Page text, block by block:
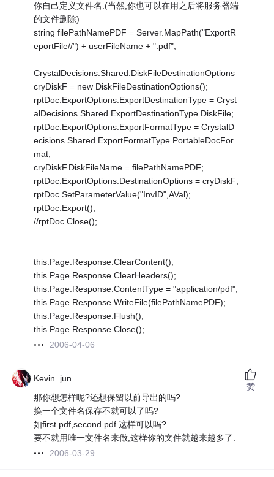
你自己定义文件名.(当然,你也可以在用之后将服务器端
的文件删除)
string filePathNamePDF = Server.MapPath("ExportR
eportFile//") + userFileName + ".pdf";
CrystalDecisions.Shared.DiskFileDestinationOptions
cryDiskF = new DiskFileDestinationOptions();
rptDoc.ExportOptions.ExportDestinationType = Cryst
alDecisions.Shared.ExportDestinationType.DiskFile;
rptDoc.ExportOptions.ExportFormatType = CrystalD
ecisions.Shared.ExportFormatType.PortableDocFor
mat;
cryDiskF.DiskFileName = filePathNamePDF;
rptDoc.ExportOptions.DestinationOptions = cryDiskF;
rptDoc.SetParameterValue("InvID",AVal);
rptDoc.Export();
//rptDoc.Close();
this.Page.Response.ClearContent();
this.Page.Response.ClearHeaders();
this.Page.Response.ContentType = "application/pdf";
this.Page.Response.WriteFile(filePathNamePDF);
this.Page.Response.Flush();
this.Page.Response.Close();
2006-04-06
Kevin_jun
那你想怎样呢?还想保留以前导出的吗?
换一个文件名保存不就可以了吗?
如first.pdf,second.pdf.这样可以吗?
要不就用唯一文件名来做,这样你的文件就越来越多了.
2006-03-29
赞